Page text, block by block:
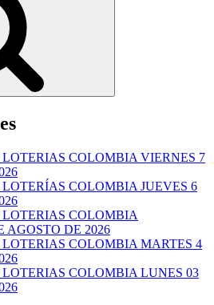
COLOMBIA VIERNES 7
COLOMBIA JUEVES 6
COLOMBIA
AGOSTO DE 2026
COLOMBIA MARTES 4
COLOMBIA LUNES 03